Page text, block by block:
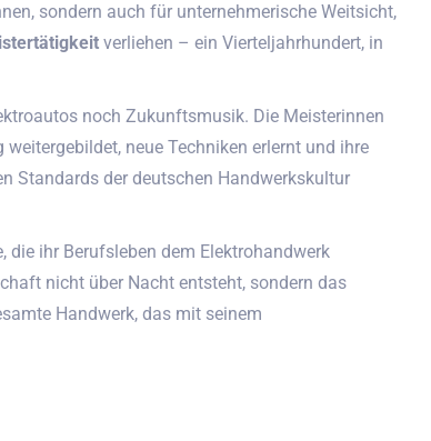
sondern auch für unternehmerische Weitsicht,
verliehen – ein Vierteljahrhundert, in
noch Zukunftsmusik. Die Meisterinnen
neue Techniken erlernt und ihre
Standards der deutschen Handwerkskultur
ihr Berufsleben dem Elektrohandwerk
nicht über Nacht entsteht, sondern das
Handwerk, das mit seinem